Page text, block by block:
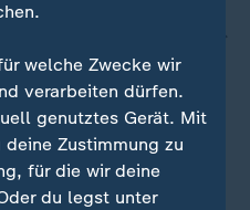
welche Zwecke wir
verarbeiten dürfen.
genutztes Gerät. Mit
Zustimmung zu
für die wir deine
du legst unter